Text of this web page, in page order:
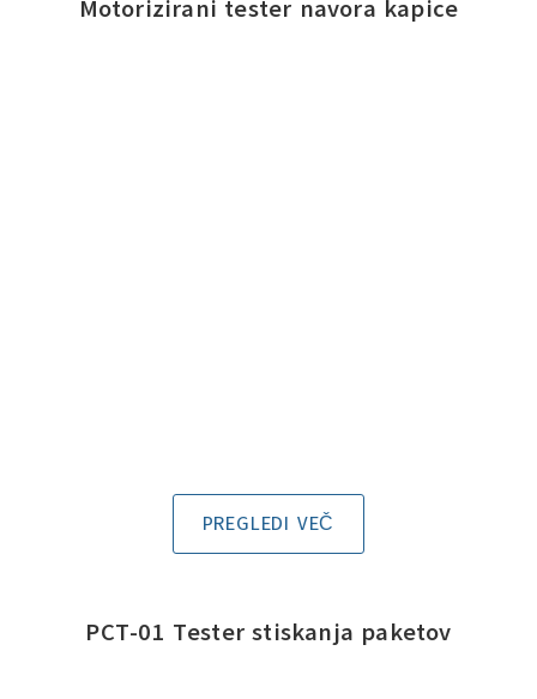
Motorizirani tester navora kapice
PREGLEDI VEČ
PCT-01 Tester stiskanja paketov